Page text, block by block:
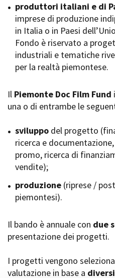
Piemonte Doc Film Fund
Short Film Fund
PRODUCTION GUIDE
Società di produzione
Strutture di servizio
Attrici-Attori
Beginners
LOCATION GUIDE
FILM DATABASE
BOOK DATABASE
NEWS
CASTING
Amministrazione trasparente
produttori italiani e di
imprese di produzione
in Italia o in Paesi
Fondo è riservato a
industriali e tematiche
per la realtà piemontese.
Il Piemonte Doc Film Fund
una o di entrambe le
sviluppo del progetto
ricerca e
promo, ricerca di
vendite);
produzione (riprese /
piemontesi).
Il bando è annuale con due
presentazione dei progetti.
I progetti vengono
valutazione in base a